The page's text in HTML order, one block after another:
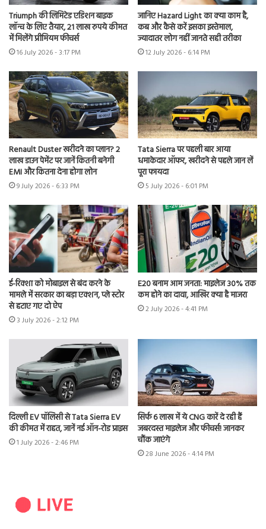
Triumph की लिमिटेड एडिशन बाइक
लॉन्च के लिए तैयार, 21 लाख रुपये कीमत
में मिलेंगे प्रीमियम फीचर्स
16 July 2026 - 3:17 PM
जानिए Hazard Light का क्या काम है,
कब और कैसे करें इसका इस्तेमाल,
ज्यादातर लोग नहीं जानते सही तरीका
12 July 2026 - 6:14 PM
Renault Duster खरीदने का प्लान? 2
लाख डाउन पेमेंट पर जानें कितनी बनेगी
EMI और कितना देना होगा लोन
9 July 2026 - 6:33 PM
Tata Sierra पर पहली बार आया
धमाकेदार ऑफर, खरीदने से पहले जान लें
पूरा फायदा
5 July 2026 - 6:01 PM
ई-रिक्शा को मोबाइल से बंद करने के
मामले में सरकार का बड़ा एक्शन, प्ले स्टोर
से हटाए गए दो ऐप
3 July 2026 - 2:12 PM
E20 बनाम आम जनता: माइलेज 30% तक
कम होने का दावा, आखिर क्या है माजरा
2 July 2026 - 4:41 PM
दिल्ली EV पॉलिसी से Tata Sierra EV
की कीमत में राहत, जानें नई ऑन-रोड प्राइस
1 July 2026 - 2:46 PM
सिर्फ 6 लाख में ये CNG कारें दे रही हैं
जबरदस्त माइलेज और फीचर्स! जानकर
चौंक जाएंगे
28 June 2026 - 4:14 PM